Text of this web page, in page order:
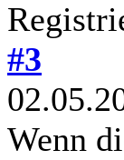
#3
Wenn